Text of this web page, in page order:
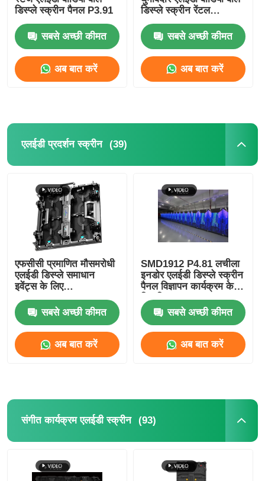
एसएमडी एलईडी स्क्रीन
आउटडोर एलईडी डिस्प्ले बोर्ड
डिस्प्ले स्क्रीन पैनल P3.91
सबसे अच्छी कीमत
अब बात करें
डिस्प्ले स्क्रीन रेंटल
800mcd-1000mcd
सबसे अच्छी कीमत
अब बात करें
एलईडी प्रदर्शन स्क्रीन (39)
एफसीसी प्रमाणित मौसमरोधी
एलईडी डिस्प्ले समाधान
इवेंट्स के लिए
500mm*1000mm
सबसे अच्छी कीमत
अब बात करें
SMD1912 P4.81 लचीला
इनडोर एलईडी डिस्प्ले स्क्रीन
पैनल विज्ञापन कार्यक्रम के
लिए किराए पर
सबसे अच्छी कीमत
अब बात करें
संगीत कार्यक्रम एलईडी स्क्रीन (93)